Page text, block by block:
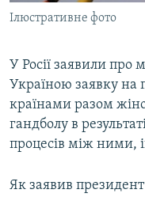
ІНФОГРАФІКА
ДОЛУЧАЙСЯ!
Усі сайти RFE/RL
Ілюстративне фото
У Росії заявили про
Україною заявку
країнами разом
гандболу в
процесів між ними,
Як заявив президент